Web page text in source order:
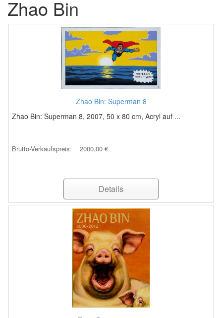
Zhao Bin
Zhao Bin: Superman 8
Zhao Bin: Superman 8, 2007, 50 x 80 cm, Acryl auf ...
Brutto-Verkaufspreis: 2000,00 €
Details